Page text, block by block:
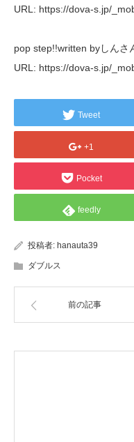
URL: https://dova-s.jp/
pop step!!written byしんさ
URL: https://dova-s.jp/
Tweet
+1
Pocket
feedly
投稿者: hanauta39
ダブルス
前の記事